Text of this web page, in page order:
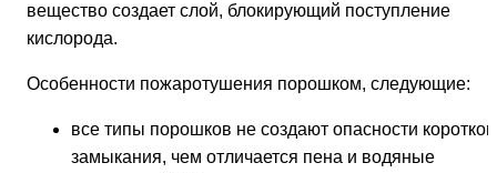
вещество создает слой, блокирующий поступление
кислорода.
Особенности пожаротушения порошком, следующие:
все типы порошков не создают опасности
замыкания, чем отличается пена и водяные